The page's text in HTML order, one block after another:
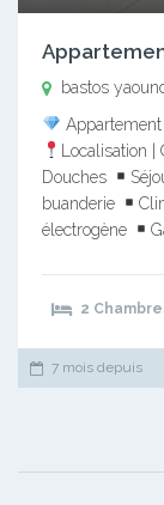
bastos
Localisation
Douches
buanderie
électrogène
2
7 mois depuis